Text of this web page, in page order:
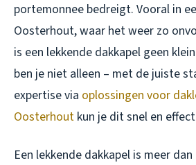
portemonnee bedreigt. Vooral in
Oosterhout, waar het weer zo
is een lekkende dakkapel geen
ben je niet alleen – met de juiste
expertise via oplossingen voor
Oosterhout kun je dit snel en
Een lekkende dakkapel is meer